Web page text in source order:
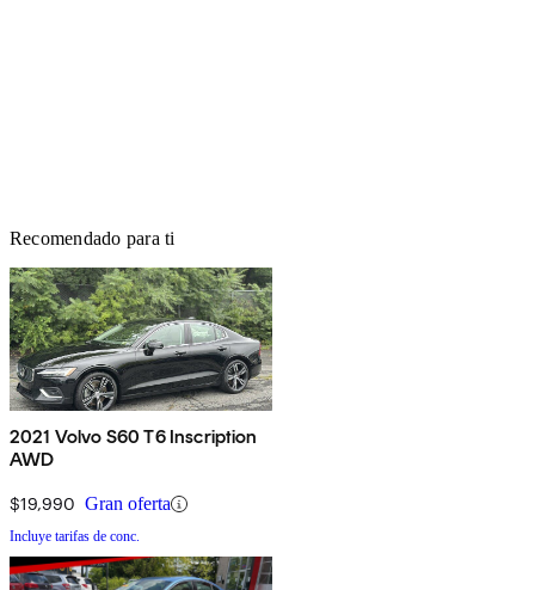
Recomendado para ti
2021 Volvo S60 T6 Inscription
AWD
$19,990 Gran oferta
Incluye tarifas de conc.